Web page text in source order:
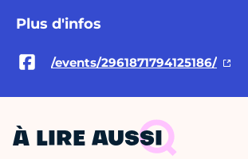
Plus d'infos
/events/2961871794125186/
À LIRE AUSSI